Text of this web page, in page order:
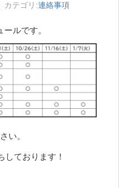
カテゴリ:連絡事項
ルです。
い。
しております！